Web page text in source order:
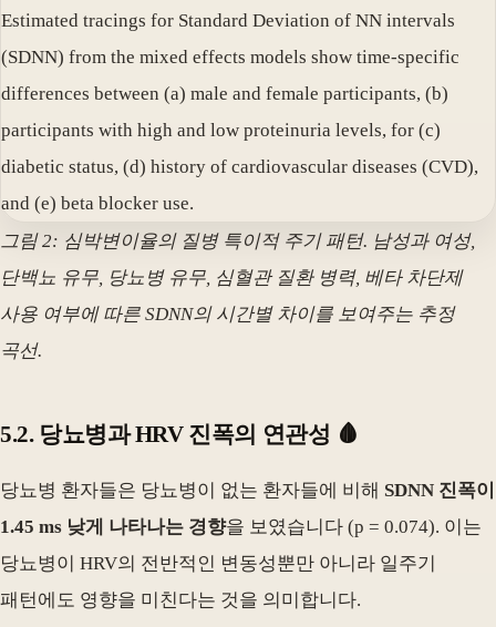
그림 2: 심박변이율의 질병 특이적 주기 패턴. 남성과 여성,
단백뇨 유무, 당뇨병 유무, 심혈관 질환 병력, 베타 차단제
사용 여부에 따른 SDNN의 시간별 차이를 보여주는 추정
곡선.
5.2. 당뇨병과 HRV 진폭의 연관성 🩸
당뇨병 환자들은 당뇨병이 없는 환자들에 비해 SDNN 진폭이
1.45 ms 낮게 나타나는 경향을 보였습니다 (p = 0.074). 이는
당뇨병이 HRV의 전반적인 변동성뿐만 아니라 일주기
패턴에도 영향을 미친다는 것을 의미합니다.